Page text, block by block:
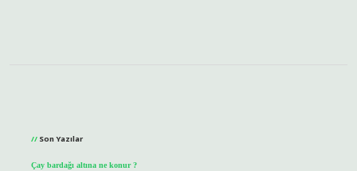
Son Yazılar
Çay bardağı altına ne konur ?